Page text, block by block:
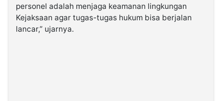
personel adalah menjaga keamanan lingkungan
Kejaksaan agar tugas-tugas hukum bisa berjalan
lancar,” ujarnya.